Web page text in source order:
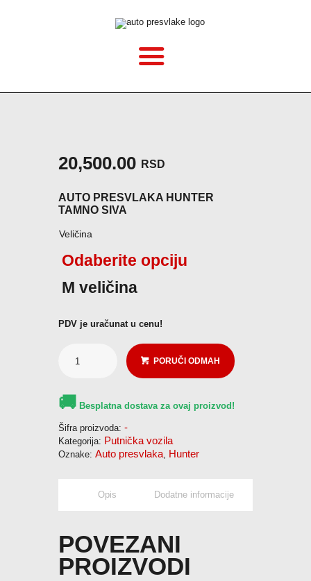
KAKO MONTIRATI?
GALERIJA
KONTAKT
20,500.00 RSD
AUTO PRESVLAKA HUNTER
TAMNO SIVA
Veličina
Odaberite opciju
M veličina
PDV je uračunat u cenu!
PORUČI ODMAH
🚚 Besplatna dostava za ovaj proizvod!
Šifra proizvoda: -
Kategorija: Putnička vozila
Oznake: Auto presvlaka, Hunter
Opis Dodatne informacije
POVEZANI
PROIZVODI